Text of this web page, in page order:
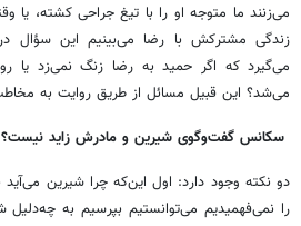
میزنند ما متوجه او را با تیغ جراحی کشته، یا
زندگی مشترکش با رضا میبینیم این سؤال
میگیرد که اگر حمید به رضا زنگ نمیزد یا
میشد؟ این قبیل مسائل از طریق روایت به
سکانس گفت‌وگوی شیرین و مادرش زاید نیست؟
دو نکته وجود دارد: اول اینکه چرا شیرین میآید
را نمیفهمیدیم میتوانستیم بپرسیم به چهدلیل